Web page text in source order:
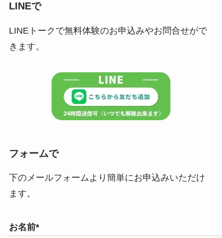
LINEで
LINEトークで無料体験のお申込みやお問合せがで
きます。
フォームで
下のメールフォームより簡単にお申込みいただけ
ます。
お名前*